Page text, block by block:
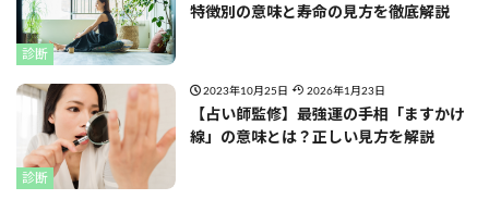
診断
特徴別の意味と寿命の見方を徹底解説
診断
2023年10月25日 2026年1月23日
【占い師監修】最強運の手相「ますかけ
線」の意味とは？正しい見方を解説